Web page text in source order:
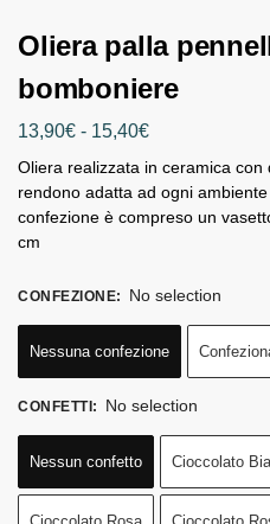
Oliera palla
bomboniere
13,90€ - 15,40€
Oliera realizzata in ceramica
rendono adatta ad ogni
confezione è compreso un
cm
CONFEZIONE: No selection
Nessuna confezione
CONFETTI: No selection
Nessun confetto Cioccolato